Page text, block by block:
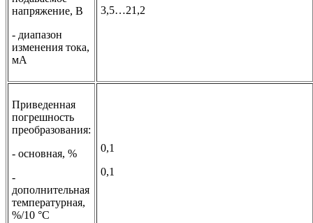
напряжение, В
- диапазон
изменения тока,
мА
3,5…21,2
Приведенная
погрешность
преобразования:
- основная, %
-
дополнительная
температурная,
%/10 °С
0,1
0,1